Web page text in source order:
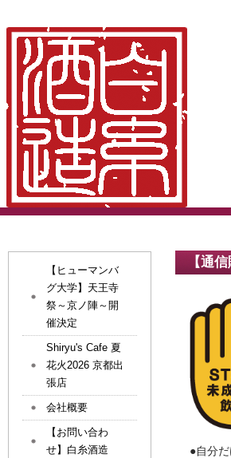
【通
●自分
【ヒューマンバ
グ大学】天王寺
祭～京ノ陣～開
催決定
Shiryu's Cafe 夏
花火2026 京都出
張店
会社概要
【お問い合わ
せ】白糸酒造